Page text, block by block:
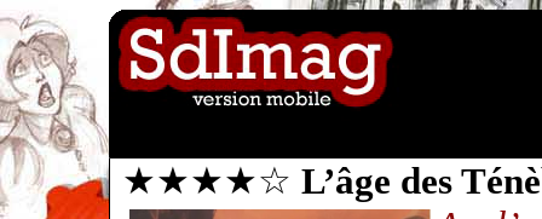
★★★★☆ L’âge des